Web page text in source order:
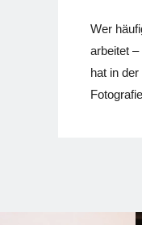
Wer
arbeitet
hat in